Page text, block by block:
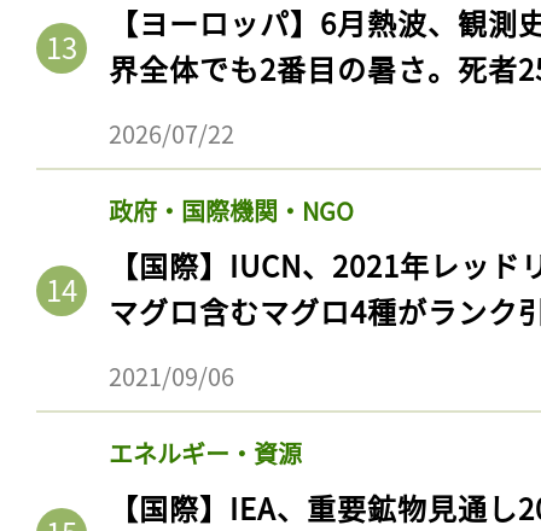
【ヨーロッパ】6月熱波、観
界全体でも2番目の暑さ。死者
2026/07/22
政府・国際機関・NGO
【国際】IUCN、2021年レッ
マグロ含むマグロ4種がランク
2021/09/06
エネルギー・資源
【国際】IEA、重要鉱物見通
記事をお気に入りに
ログインが必
ログイン